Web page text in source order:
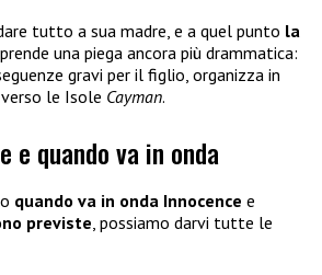
tutto a sua madre, e a quel punto la
una piega ancora più drammatica:
gravi per il figlio, organizza in
le Isole Cayman.
e quando va in onda
quando va in onda Innocence e
previste , possiamo darvi tutte le